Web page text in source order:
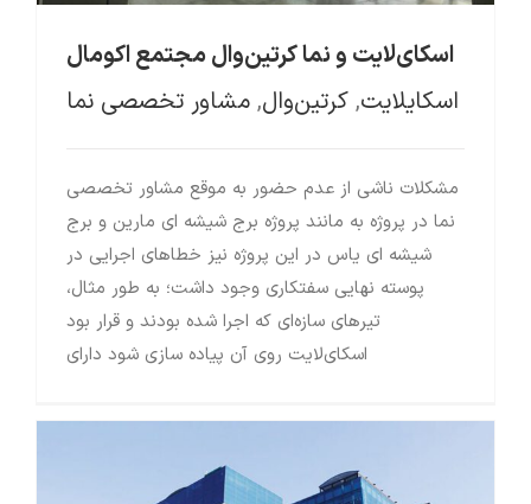
اسکای‌لایت و نما کرتین‌وال مجتمع اکومال
اسکایلایت, کرتین‌وال, مشاور تخصصی نما
مشکلات ناشی از عدم حضور به موقع مشاور تخصصی
نما در پروژه به مانند پروژه برج شیشه ای مارین و برج
شیشه ای یاس در این پروژه نیز خطاهای اجرایی در
پوسته نهایی سفتکاری وجود داشت؛ به طور مثال،
تیرهای سازه‌ای که اجرا شده بودند و قرار بود
اسکای‌لایت روی آن پیاده سازی شود دارای